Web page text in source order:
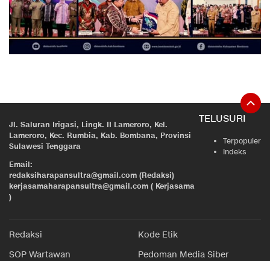
Jl. Saluran Irigasi, Lingk. II Lameroro, Kel.
Lameroro, Kec. Rumbia, Kab. Bombana, Provinsi
Sulawesi Tenggara
Email:
redaksiharapansultra@gmail.com (Redaksi)
kerjasamaharapansultra@gmail.com ( Kerjasama
)
TELUSURI
Terpopuler
Indeks
Redaksi
Kode Etik
SOP Wartawan
Pedoman Media Siber